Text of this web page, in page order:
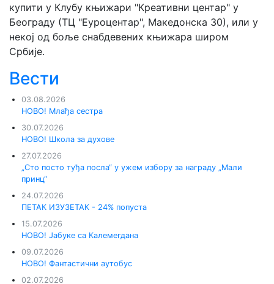
купити у Клубу књижари "Креативни центар" у
Београду (ТЦ "Еуроцентар", Македонска 30), или у
некој од боље снабдевених књижара широм
Србије.
Вести
03.08.2026
НОВО! Млађа сестра
30.07.2026
НОВО! Школа за духове
27.07.2026
„Сто посто туђа посла“ у ужем избору за награду „Мали
принц“
24.07.2026
ПЕТАК ИЗУЗЕТАК - 24% попуста
15.07.2026
НОВО! Јабуке са Калемегдана
09.07.2026
НОВО! Фантастични аутобус
02.07.2026